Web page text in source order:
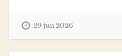
29 jun 2026